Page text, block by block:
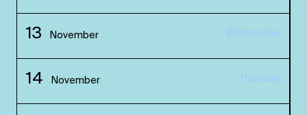
13 November Wednesday
14 November Thursday